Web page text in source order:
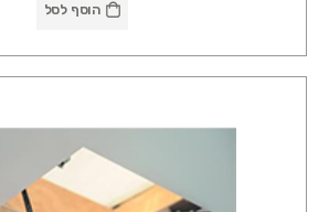
הוסף לסל